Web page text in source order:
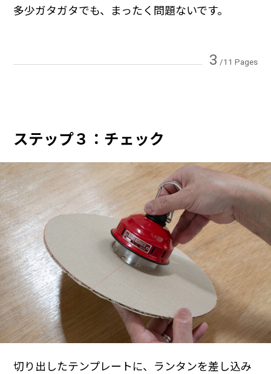
多少ガタガタでも、まったく問題ないです。
3 /11 Pages
ステップ３：チェック
切り出したテンプレートに、ランタンを差し込み